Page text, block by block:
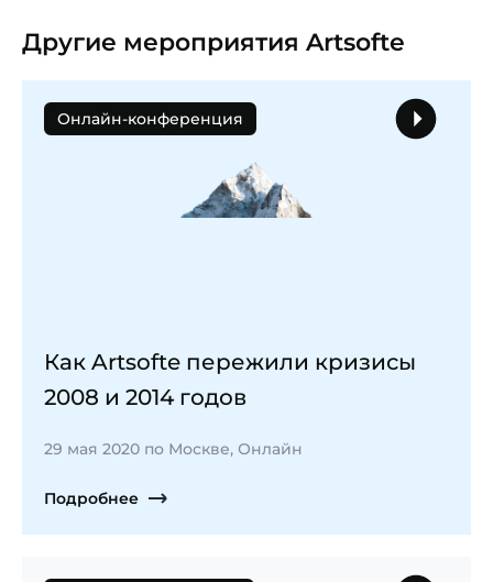
Другие мероприятия Artsofte
Онлайн-конференция
Как Artsofte пережили кризисы
2008 и 2014 годов
29 мая 2020 по Москве, Онлайн
Подробнее